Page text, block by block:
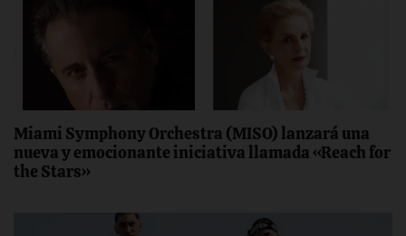
Miami Symphony Orchestra (MISO) lanzará una
nueva y emocionante iniciativa llamada «Reach for
the Stars»